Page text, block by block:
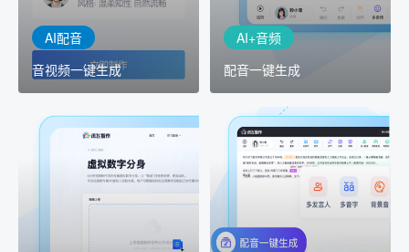
AI配音
音视频一键生成
AI+音频
配音一键生成
AI+创意
精品声音复刻
AI+创意：AIGC 能力集中